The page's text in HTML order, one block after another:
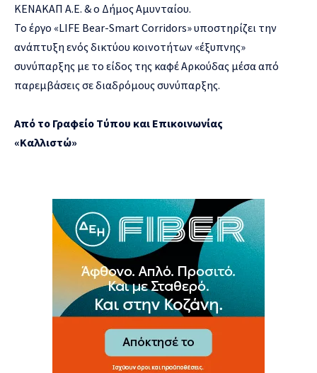
ΚΕΝΑΚΑΠ Α.Ε. & ο Δήμος Αμυνταίου.
Το έργο «LIFE Bear-Smart Corridors» υποστηρίζει την
ανάπτυξη ενός δικτύου κοινοτήτων «έξυπνης»
συνύπαρξης με το είδος της καφέ Αρκούδας μέσα από
παρεμβάσεις σε διαδρόμους συνύπαρξης.
Από το Γραφείο Τύπου και Επικοινωνίας
«Καλλιστώ»